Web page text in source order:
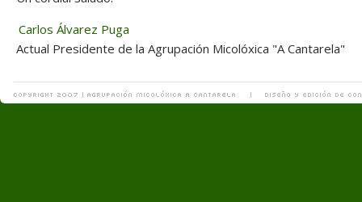
Carlos Álvarez Puga
Actual Presidente de la Agrupación Micolóxica "A Cantarela"